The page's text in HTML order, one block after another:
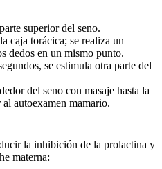
superior del seno.
caja torácica; se realiza un
dedos en un mismo punto.
se estimula otra parte del
del seno con masaje hasta la
autoexamen mamario.
la inhibición de la prolactina y
materna: